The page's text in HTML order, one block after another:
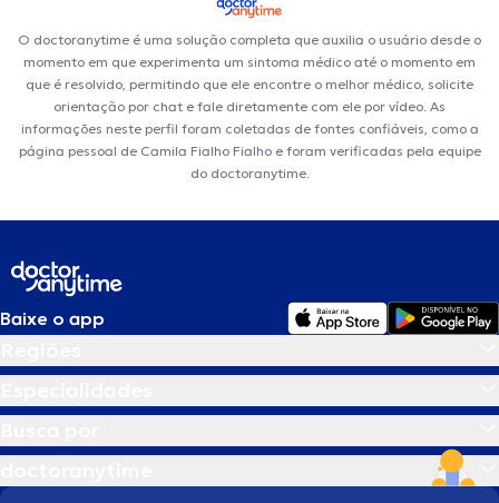
O doctoranytime é uma solução completa que auxilia o usuário desde o
momento em que experimenta um sintoma médico até o momento em
que é resolvido, permitindo que ele encontre o melhor médico, solicite
orientação por chat e fale diretamente com ele por vídeo. As
informações neste perfil foram coletadas de fontes confiáveis, como a
página pessoal de Camila Fialho Fialho e foram verificadas pela equipe
do doctoranytime.
Baixe o app